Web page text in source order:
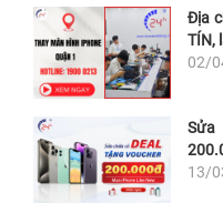
Địa
TÍN,
02/
Sửa
13/